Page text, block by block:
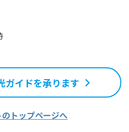
ガイドを承ります
トップページへ